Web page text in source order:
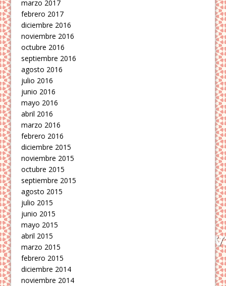
marzo 2017
febrero 2017
diciembre 2016
noviembre 2016
octubre 2016
septiembre 2016
agosto 2016
julio 2016
junio 2016
mayo 2016
abril 2016
marzo 2016
febrero 2016
diciembre 2015
noviembre 2015
octubre 2015
septiembre 2015
agosto 2015
julio 2015
junio 2015
mayo 2015
abril 2015
marzo 2015
febrero 2015
diciembre 2014
noviembre 2014